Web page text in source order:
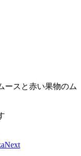
ースと赤い果物のム
Next